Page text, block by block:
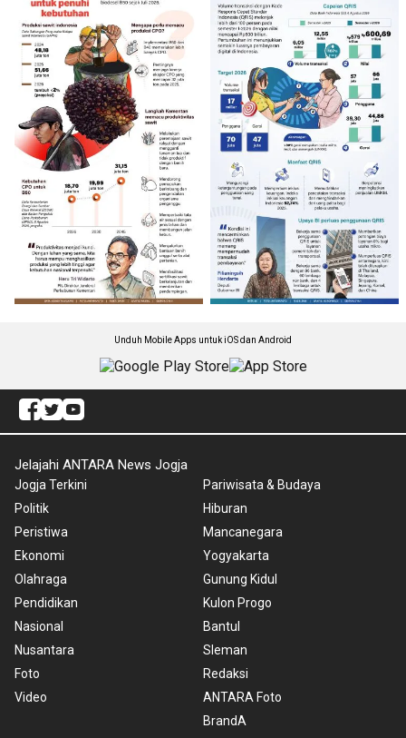
Unduh Mobile Apps untuk iOS dan Android
Jelajahi ANTARA News Jogja
Jogja Terkini
Politik
Peristiwa
Ekonomi
Olahraga
Pendidikan
Nasional
Nusantara
Foto
Video
Pariwisata & Budaya
Hiburan
Mancanegara
Yogyakarta
Gunung Kidul
Kulon Progo
Bantul
Sleman
Redaksi
ANTARA Foto
BrandA